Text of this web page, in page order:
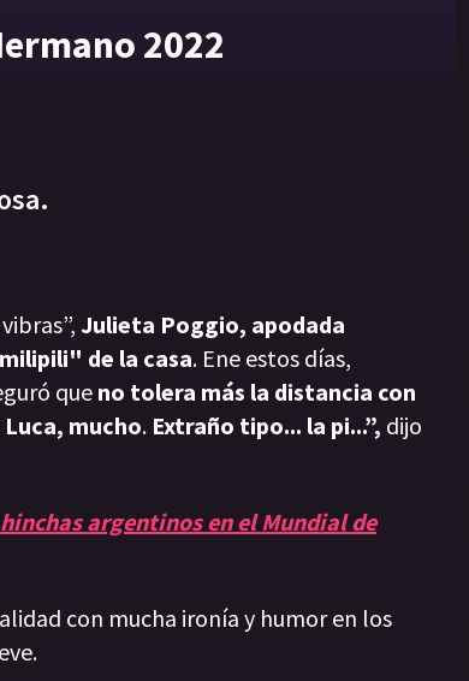
2022
Julieta Poggio, apodada
de la casa. Ene estos días,
que no tolera más la distancia con
mucho. Extraño tipo... la pi...”, dijo
argentinos en el Mundial de
con mucha ironía y humor en los